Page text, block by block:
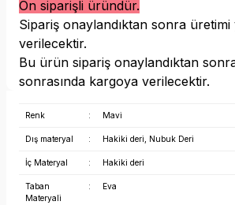
Ön siparişli üründür.
Sipariş onaylandıktan sonra üretimi
verilecektir.
Bu ürün sipariş onaylandıktan
sonrasında kargoya verilecektir.
Renk : Mavi
Dış materyal : Hakiki deri, Nubuk Deri
İç Materyal : Hakiki deri
Taban
Materyali
: Eva